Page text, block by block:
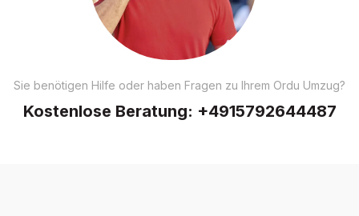
Sie benötigen Hilfe oder haben Fragen zu Ihrem Ordu Umzug?
Kostenlose Beratung: +4915792644487